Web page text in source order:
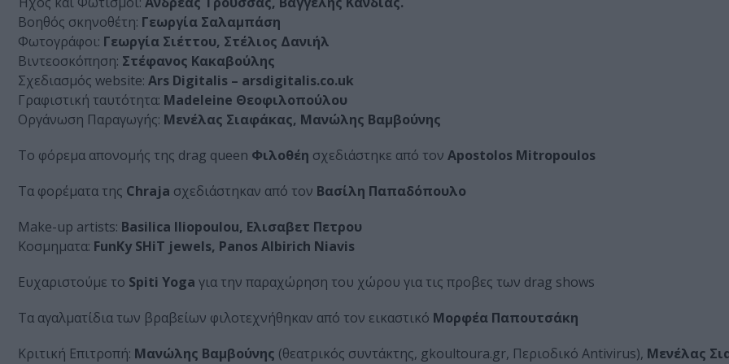
Βοηθός σκηνοθέτη: Γεωργία Σαλαμπάση
Φωτογράφοι: Γεωργία Σιέττου, Στέλιος Δανιήλ
Βιντεοσκόπηση: Στέφανος Κακαβούλης
Σχεδιασμός website: Ars Digitalis – arsdigitalis.co.uk
Γραφιστική ταυτότητα: Madeleine Θεοφιλοπούλου
Οργάνωση Παραγωγής: Μενέλας Σιαφάκας, Μανώλης Βαμβούνης
Το φόρεμα απονομής της drag queen Φιλοθέη σχεδιάστηκε από τον Apostolos Mitropoulos
Τα φορέματα της Chraja σχεδιάστηκαν από τον Βασίλη Παπαδόπουλο
Make-up artists: Basilica Iliopoulou, Ελισαβετ Πετρου
Κοσμηματα: FunKy SHiT jewels, Panos Albirich Niavis
Ευχαριστούμε το Spiti Yoga για την παραχώρηση του χώρου για τις προβες των drag shows
Τα αγαλματίδια των βραβείων φιλοτεχνήθηκαν από τον εικαστικό Μορφέα Παπουτσάκη
Κριτική Επιτροπή: Μανώλης Βαμβούνης (θεατρικός συντάκτης, gkoultoura.gr, Περιοδικό Antivirus), Μενέλας